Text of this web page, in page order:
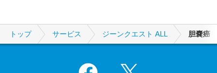
トップ サービス ジーンクエスト ALL 胆嚢癌
Facebook